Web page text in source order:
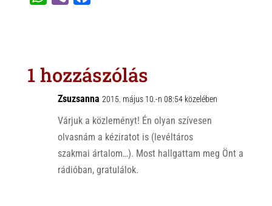
A
o
o
k
1 hozzászólás
Zsuzsanna 2015. május 10.-n 08:54 közelében
Várjuk a közleményt! Én olyan szívesen
olvasnám a kéziratot is (levéltáros
szakmai ártalom…). Most hallgattam meg Önt a
rádióban, gratulálok.